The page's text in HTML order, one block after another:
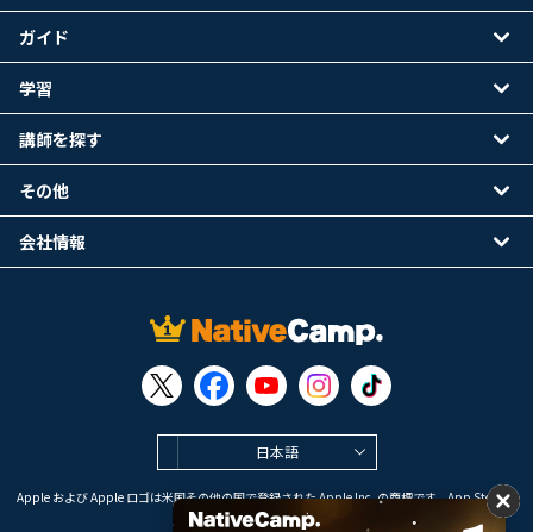
日本語
Apple および Apple ロゴは米国その他の国で登録された Apple Inc. の商標です。App Store は
Apple Inc. のサービスマークです。
ガイド
学習
講師を探す
その他
会社情報